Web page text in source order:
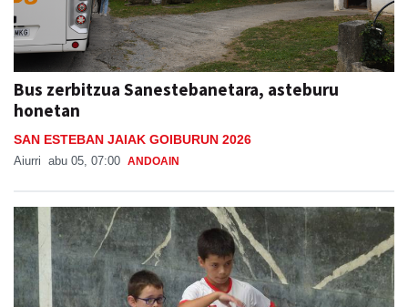
Bus zerbitzua Sanestebanetara, asteburu
honetan
SAN ESTEBAN JAIAK GOIBURUN 2026
Aiurri abu 05, 07:00 ANDOAIN